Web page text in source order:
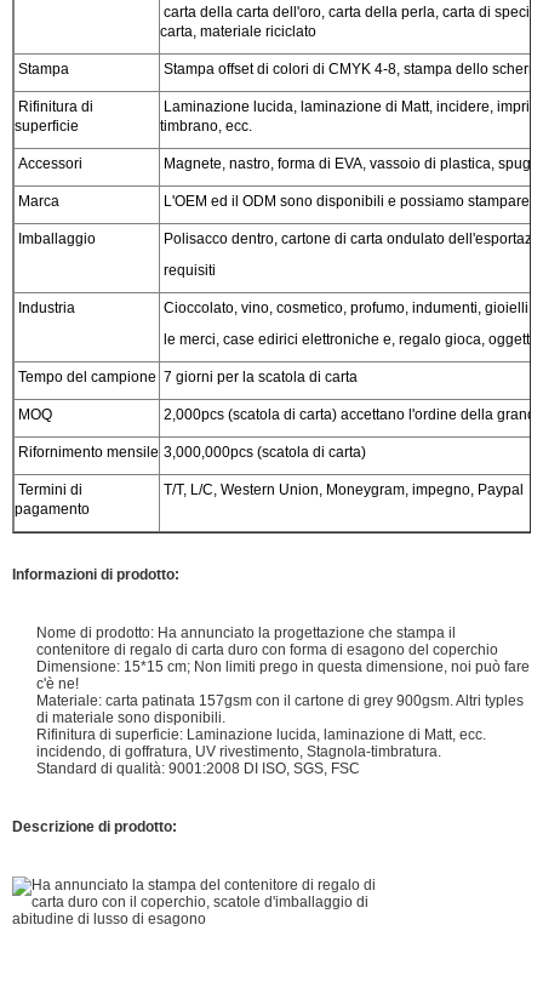
carta della carta dell'oro, carta della perla, carta di
carta, materiale riciclato
Stampa Stampa offset di colori di CMYK 4-8, stampa dello
Rifinitura di
superficie
Laminazione lucida, laminazione di Matt, incidere,
timbrano, ecc.
Accessori Magnete, nastro, forma di EVA, vassoio di plastica,
Marca L'OEM ed il ODM sono disponibili e possiamo stampare
Imballaggio
Polisacco dentro, cartone di carta ondulato
requisiti
Industria
Cioccolato, vino, cosmetico, profumo, indumenti,
le merci, case edirici elettroniche e, regalo gioca,
Tempo del campione 7 giorni per la scatola di carta
MOQ 2,000pcs (scatola di carta) accettano l'ordine della
Rifornimento mensile 3,000,000pcs (scatola di carta)
Termini di
pagamento
T/T, L/C, Western Union, Moneygram, impegno, Paypal
Informazioni di prodotto:
Nome di prodotto: Ha annunciato la progettazione che stampa il
contenitore di regalo di carta duro con forma di esagono del coperchio
Dimensione: 15*15 cm; Non limiti prego in questa dimensione, noi può fare
c'è ne!
Materiale: carta patinata 157gsm con il cartone di grey 900gsm. Altri typles
di materiale sono disponibili.
Rifinitura di superficie: Laminazione lucida, laminazione di Matt, ecc.
incidendo, di goffratura, UV rivestimento, Stagnola-timbratura.
Standard di qualità: 9001:2008 DI ISO, SGS, FSC
Descrizione di prodotto: